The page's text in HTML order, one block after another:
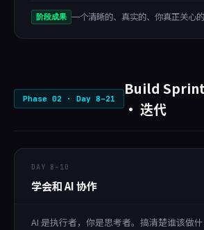
阶段成果 一个清晰的、真实的、你真正关心
Phase 02 · Day 8–21
Build
· 迭代
DAY 8–10
学会和 AI 协作
AI 是执行者，你是思考者。搞清楚谁该做什